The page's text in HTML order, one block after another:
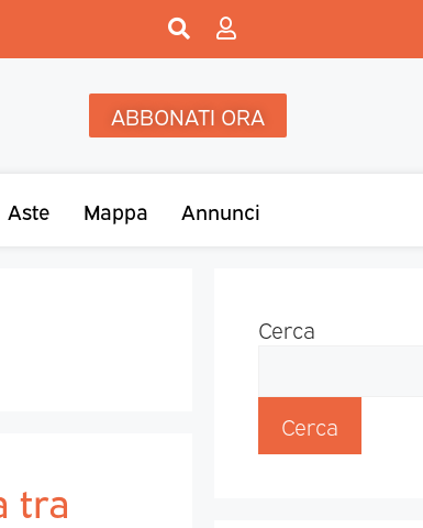
ABBONATI ORA
Aste Mappa Annunci
tra
Cerca
Cerca